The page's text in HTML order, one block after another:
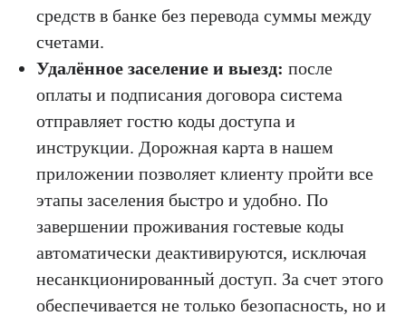
средств в банке без перевода суммы между
счетами.
Удалённое заселение и выезд: после
оплаты и подписания договора система
отправляет гостю коды доступа и
инструкции. Дорожная карта в нашем
приложении позволяет клиенту пройти все
этапы заселения быстро и удобно. По
завершении проживания гостевые коды
автоматически деактивируются, исключая
несанкционированный доступ. За счет этого
обеспечивается не только безопасность, но и